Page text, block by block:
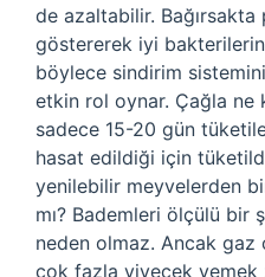
de azaltabilir.
göstererek iyi
böylece sindirim
etkin rol oynar. Çağla ne
sadece 15-20 gün
hasat edildiği için
yenilebilir meyvelerden
mı? Bademleri ölçülü bir
neden olmaz. Ancak
çok fazla yiyecek yemek